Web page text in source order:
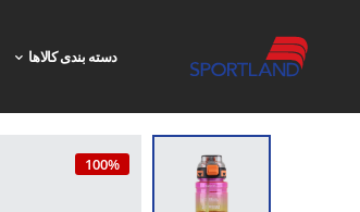
دسته بندی کالاها
100%